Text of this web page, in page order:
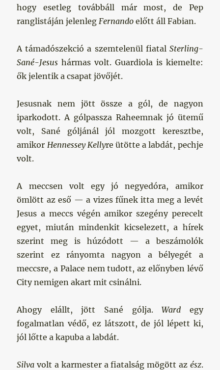
hogy esetleg továbbáll már most, de Pep
ranglistáján jelenleg Fernando előtt áll Fabian.
A támadószekció a szemtelenül fiatal Sterling-
Sané-Jesus hármas volt. Guardiola is kiemelte:
ők jelentik a csapat jövőjét.
Jesusnak nem jött össze a gól, de nagyon
iparkodott. A gólpassza Raheemnak jó ütemű
volt, Sané góljánál jól mozgott keresztbe,
amikor Hennessey Kellyre ütötte a labdát, pechje
volt.
A meccsen volt egy jó negyedóra, amikor
ömlött az eső — a vizes fűnek itta meg a levét
Jesus a meccs végén amikor szegény perecelt
egyet, miután mindenkit kicselezett, a hírek
szerint meg is húzódott — a beszámolók
szerint ez rányomta nagyon a bélyegét a
meccsre, a Palace nem tudott, az előnyben lévő
City nemigen akart mit csinálni.
Ahogy elállt, jött Sané gólja.Ward egy
fogalmatlan védő, ez látszott, de jól lépett ki,
jól lőtte a kapuba a labdát.
Silva volt a karmester a fiatalság mögött az ész.